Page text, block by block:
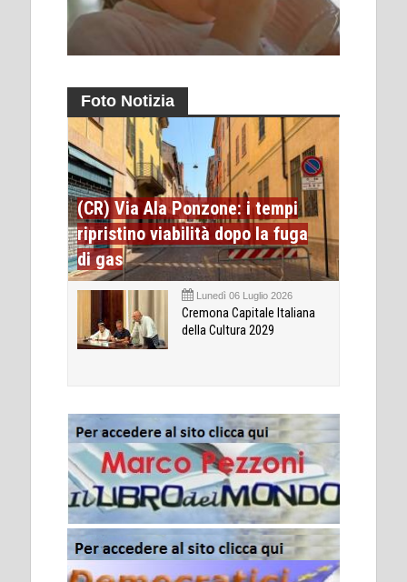
Foto Notizia
(CR) Via Ala Ponzone: i tempi
ripristino viabilità dopo la fuga
di gas
Lunedì 06 Luglio 2026
Cremona Capitale Italiana
della Cultura 2029